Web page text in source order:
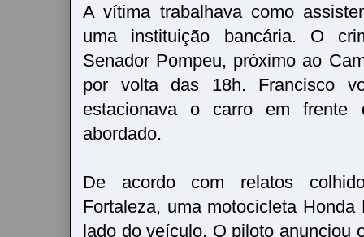
A vítima trabalhava como
uma instituição bancária. O
Senador Pompeu, próximo ao
por volta das 18h. Francisco
estacionava o carro em frente
abordado.
De acordo com relatos
Fortaleza, uma motocicleta
lado do veículo. O piloto anunciou